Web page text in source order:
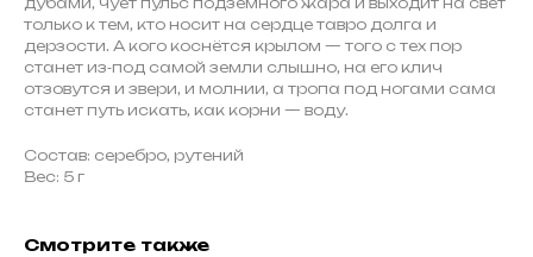
только к тем, кто носит на сердце тавро долга и
дерзости. А кого коснётся крылом — того с тех пор
станет из‑под самой земли слышно, на его клич
отзовутся и звери, и молнии, а тропа под ногами сама
станет путь искать, как корни — воду.
Состав: серебро, рутений
Вес: 5 г
Смотрите также